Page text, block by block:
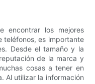
encontrar los mejores
teléfonos, es importante
Desde el tamaño y la
de la marca y
cosas a tener en
Al utilizar la información